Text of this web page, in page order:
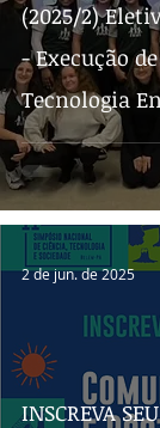
(2025/2)
- Execução
Tecnologia
INSCREVA
2 de jun. de 2025